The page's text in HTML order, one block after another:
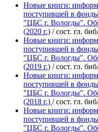
Новые книги:
поступившей в
"ЦБС г. Вологды".
(2020 г.) / сост. гл.
Новые книги:
поступившей в
"ЦБС г. Вологды".
(2019 г.) / сост. гл.
Новые книги:
поступившей в
"ЦБС г. Вологды".
(2018 г.) / сост. гл.
Новые книги:
поступившей в
"ЦБС г. Вологды".